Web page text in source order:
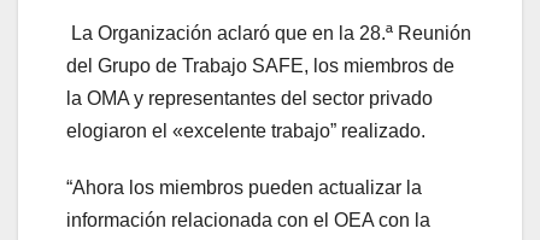
La Organización aclaró que en la 28.ª Reunión
del Grupo de Trabajo SAFE, los miembros de
la OMA y representantes del sector privado
elogiaron el «excelente trabajo” realizado.
“Ahora los miembros pueden actualizar la
información relacionada con el OEA con la